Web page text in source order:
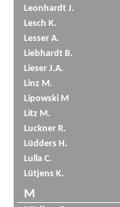
Leonhardt J.
Lesch K.
Lesser A.
Liebhardt B.
Lieser J.A.
Linz M.
Lipowski M
Litz M.
Luckner R.
Lüdders H.
Lulla C.
Lütjens K.
M